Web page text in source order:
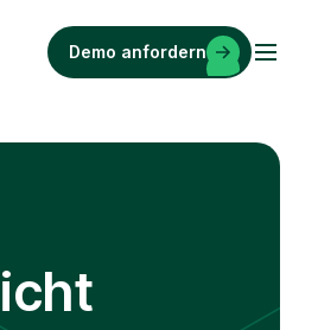
Demo anfordern